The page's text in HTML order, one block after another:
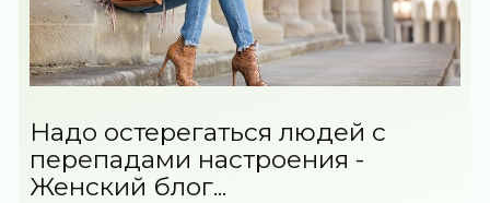
Надо остерегаться людей с
перепадами настроения -
Женский блог...